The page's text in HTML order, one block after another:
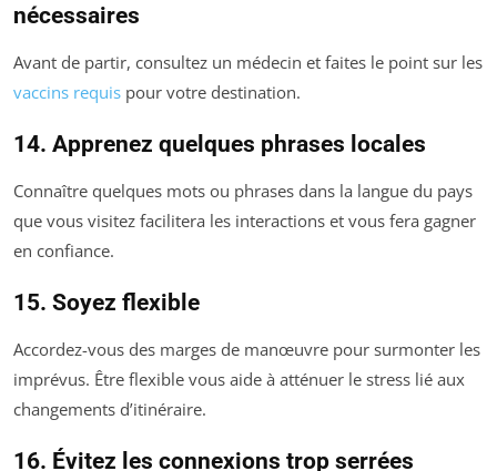
nécessaires
Avant de partir, consultez un médecin et faites le point sur les
vaccins requis pour votre destination.
14. Apprenez quelques phrases locales
Connaître quelques mots ou phrases dans la langue du pays
que vous visitez facilitera les interactions et vous fera gagner
en confiance.
15. Soyez flexible
Accordez-vous des marges de manœuvre pour surmonter les
imprévus. Être flexible vous aide à atténuer le stress lié aux
changements d’itinéraire.
16. Évitez les connexions trop serrées